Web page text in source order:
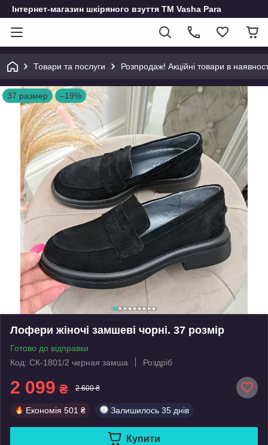
Інтернет-магазин шкіряного взуття ТМ Vasha Para
Товари та послуги Розпродаж! Акційні товари в
37 размер –19%
Лофери жіночі замшеві чорні. 37 розмір
Готово до відправки
Код: СК-1801/2 черная замша
Роздріб
2 099 ₴ 2 600 ₴
Економія 501 ₴ Залишилось 35 днів
Купити